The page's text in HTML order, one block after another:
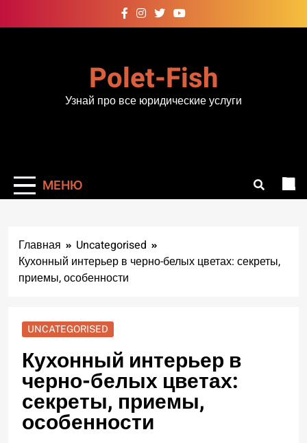
к
Polet-Fish
Узнай про все юридические услуги
МЕНЮ
Главная
Uncategorised
Кухонный интерьер в черно-белых цветах: секреты,
приемы, особенности
UNCATEGORISED
Кухонный интерьер в
черно-белых цветах:
секреты, приемы,
особенности